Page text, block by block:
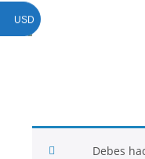
SE USAN PARA
BISUTERÍA Y
Debes
USD